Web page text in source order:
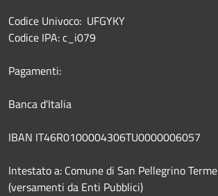
Codice Univoco: UFGYKY
Codice IPA: c_i079
Pagamenti:
Banca d'Italia
IBAN IT46R0100004306TU0000006057
Intestato a: Comune di San Pellegrino Terme
(versamenti da Enti Pubblici)